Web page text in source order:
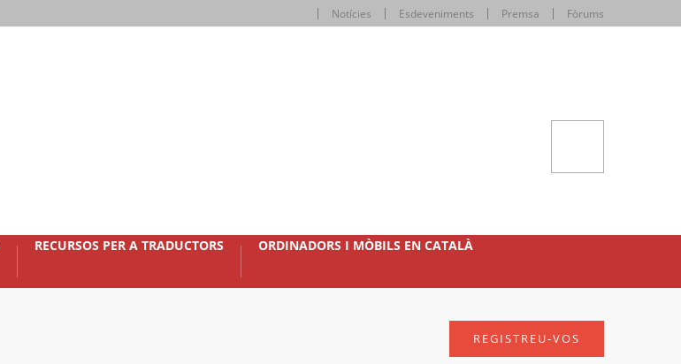
Notícies Esdeveniments Premsa Fòrums
RECURSOS PER A TRADUCTORS ORDINADORS I MÒBILS EN CATALÀ
REGISTREU-VOS